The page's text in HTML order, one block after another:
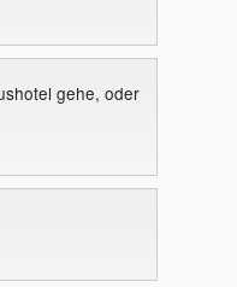
gehe, oder